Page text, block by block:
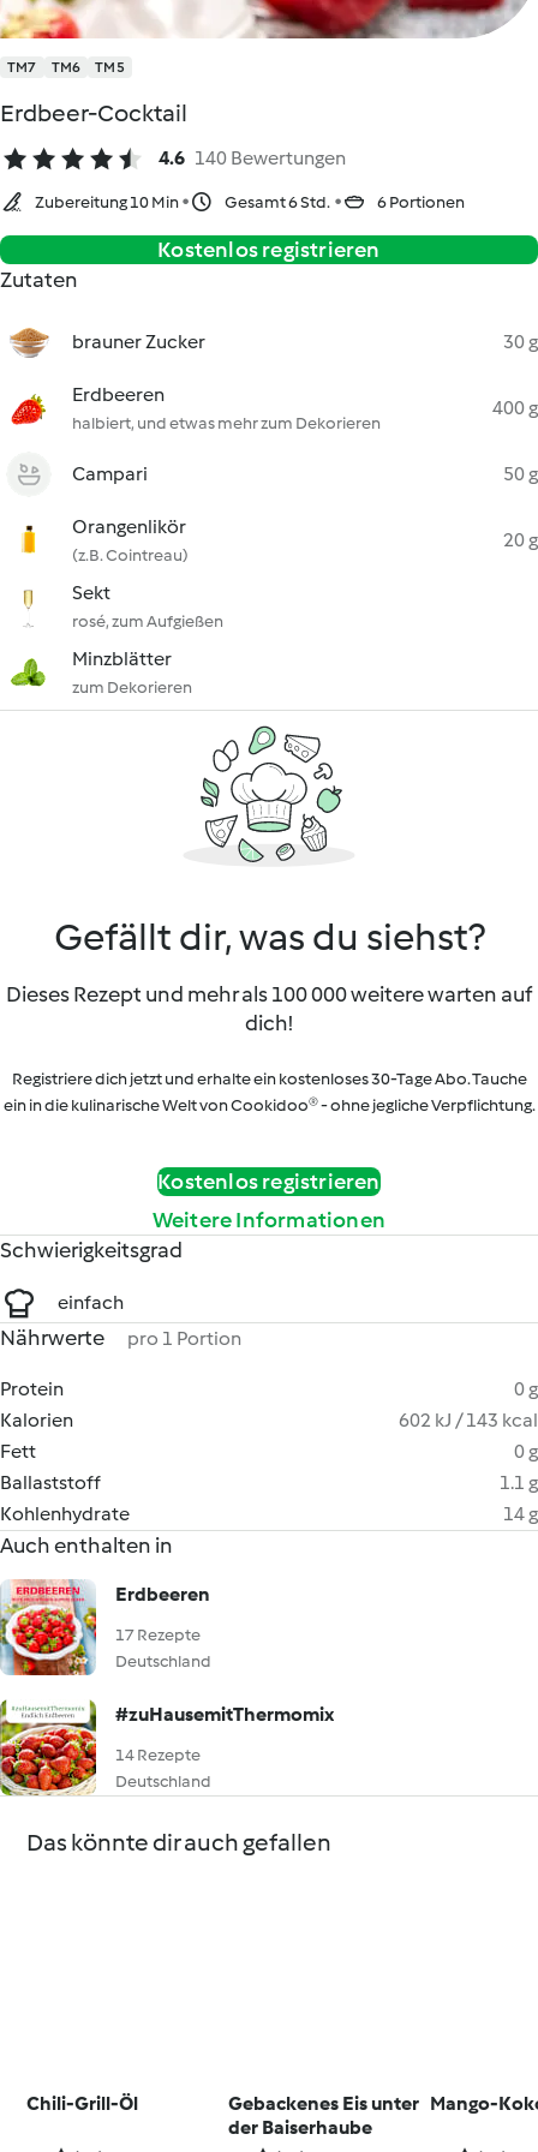
TM7 TM6 TM5
Erdbeer-Cocktail
4.6 140 Bewertungen
Zubereitung 10 Min Gesamt 6 Std. 6 Portionen
Kostenlos registrieren
Zutaten
brauner Zucker 30 g
Erdbeeren
halbiert, und etwas mehr zum Dekorieren
400 g
Campari 50 g
Orangenlikör
(z.B. Cointreau)
20 g
Sekt
rosé, zum Aufgießen
Minzblätter
zum Dekorieren
Gefällt dir, was du siehst?
Dieses Rezept und mehr als 100 000 weitere warten auf
dich!
Registriere dich jetzt und erhalte ein kostenloses 30-Tage Abo. Tauche
ein in die kulinarische Welt von Cookidoo® - ohne jegliche Verpflichtung.
Kostenlos registrieren
Weitere Informationen
Schwierigkeitsgrad
einfach
Nährwerte pro 1 Portion
Protein
0 g
Kalorien
602 kJ / 143 kcal
Fett
0 g
Ballaststoff
1.1 g
Kohlenhydrate
14 g
Auch enthalten in
Erdbeeren
17 Rezepte
Deutschland
#zuHausemitThermomix
14 Rezepte
Deutschland
Das könnte dir auch gefallen
Chili-Grill-Öl
Gebackenes Eis unter
der Baiserhaube
Mango-